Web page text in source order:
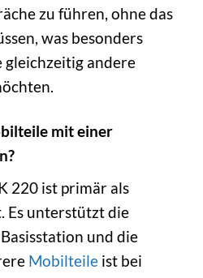
zu führen, ohne das
was besonders
gleichzeitig andere
mit einer
220 ist primär als
Es unterstützt die
und die
Mobilteile ist bei